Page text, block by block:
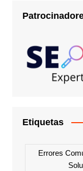
Etiquetas
Errores